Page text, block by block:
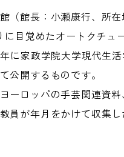
（館長：小瀬康行、所在
目覚めたオートクチュ
に家政学院大学現代生
公開するものです。
ーロッパの手芸関連資
員が年月をかけて収集